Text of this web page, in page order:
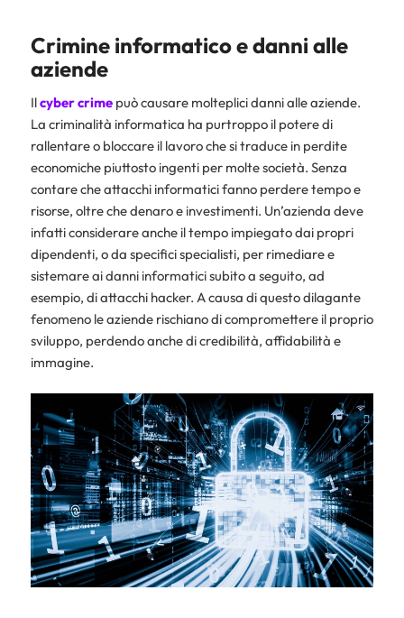
Crimine informatico e danni alle
aziende
Ilcyber crimepuò causare molteplici danni alle aziende.
La criminalità informatica ha purtroppo il potere di
rallentare o bloccare il lavoro che si traduce in perdite
economiche piuttosto ingenti per molte società. Senza
contare che attacchi informatici fanno perdere tempo e
risorse, oltre che denaro e investimenti. Un’azienda deve
infatti considerare anche il tempo impiegato dai propri
dipendenti, o da specifici specialisti, per rimediare e
sistemare ai danni informatici subito a seguito, ad
esempio, di attacchi hacker. A causa di questo dilagante
fenomeno le aziende rischiano di compromettere il proprio
sviluppo, perdendo anche di credibilità, affidabilità e
immagine.